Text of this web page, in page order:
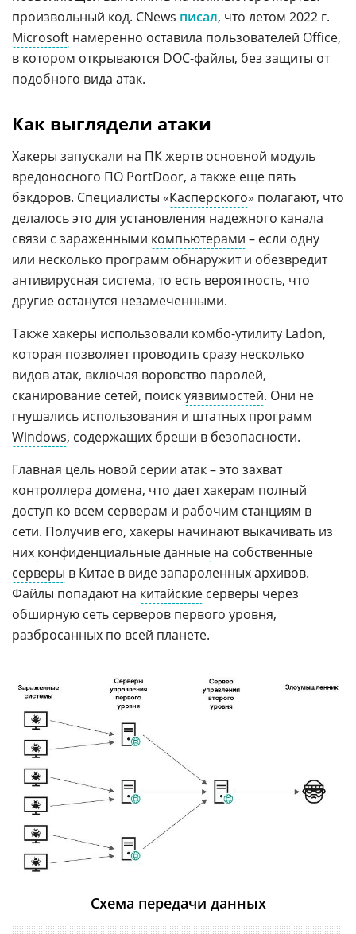
произвольный код. CNews писал, что летом 2022 г.
Microsoft намеренно оставила пользователей Office,
в котором открываются DOC-файлы, без защиты от
подобного вида атак.
Как выглядели атаки
Хакеры запускали на ПК жертв основной модуль
вредоносного ПО PortDoor, а также еще пять
бэкдоров. Специалисты «Касперского» полагают, что
делалось это для установления надежного канала
связи с зараженными компьютерами – если одну
или несколько программ обнаружит и обезвредит
антивирусная система, то есть вероятность, что
другие останутся незамеченными.
Также хакеры использовали комбо-утилиту Ladon,
которая позволяет проводить сразу несколько
видов атак, включая воровство паролей,
сканирование сетей, поискуязвимостей. Они не
гнушались использования и штатных программ
Windows, содержащих бреши в безопасности.
Главная цель новой серии атак – это захват
контроллера домена, что дает хакерам полный
доступ ко всем серверам и рабочим станциям в
сети. Получив его, хакеры начинают выкачивать из
них конфиденциальные данные на собственные
серверы в Китае в виде запароленных архивов.
Файлы попадают на китайские серверы через
обширную сеть серверов первого уровня,
разбросанных по всей планете.
Схема передачи данных